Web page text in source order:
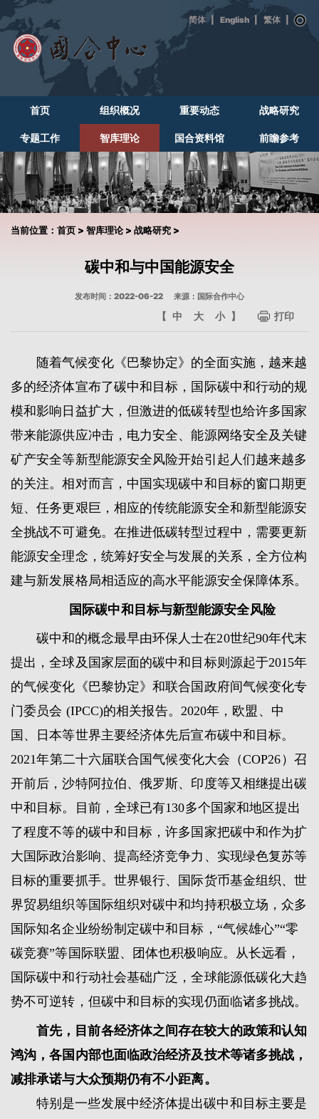
| English
首页 组织概况 重要动态 战略研究
专题工作 智库理论 国合资料馆 前瞻参考
当前位置： 首页 > 智库理论> 战略研究 >
碳中和与中国能源安全
发布时间：2022-06-22 来源：国际合作中心
【 中 大 小 】 打印
随着气候变化《巴黎协定》的全面实施，越来越
多的经济体宣布了碳中和目标，国际碳中和行动的规
模和影响日益扩大，但激进的低碳转型也给许多国家
带来能源供应冲击，电力安全、能源网络安全及关键
矿产安全等新型能源安全风险开始引起人们越来越多
的关注。相对而言，中国实现碳中和目标的窗口期更
短、任务更艰巨，相应的传统能源安全和新型能源安
全挑战不可避免。在推进低碳转型过程中，需要更新
能源安全理念，统筹好安全与发展的关系，全方位构
建与新发展格局相适应的高水平能源安全保障体系。
国际碳中和目标与新型能源安全风险
碳中和的概念最早由环保人士在20世纪90年代末
提出，全球及国家层面的碳中和目标则源起于2015年
的气候变化《巴黎协定》和联合国政府间气候变化专
门委员会 (IPCC)的相关报告。2020年，欧盟、中
国、日本等世界主要经济体先后宣布碳中和目标。
2021年第二十六届联合国气候变化大会（COP26）召
开前后，沙特阿拉伯、俄罗斯、印度等又相继提出碳
中和目标。目前，全球已有130多个国家和地区提出
了程度不等的碳中和目标，许多国家把碳中和作为扩
大国际政治影响、提高经济竞争力、实现绿色复苏等
目标的重要抓手。世界银行、国际货币基金组织、世
界贸易组织等国际组织对碳中和均持积极立场，众多
国际知名企业纷纷制定碳中和目标，“气候雄心”“零
碳竞赛”等国际联盟、团体也积极响应。从长远看，
国际碳中和行动社会基础广泛，全球能源低碳化大趋
势不可逆转，但碳中和目标的实现仍面临诸多挑战。
首先，目前各经济体之间存在较大的政策和认知
鸿沟，各国内部也面临政治经济及技术等诸多挑战，
减排承诺与大众预期仍有不小距离。
特别是一些发展中经济体提出碳中和目标主要是